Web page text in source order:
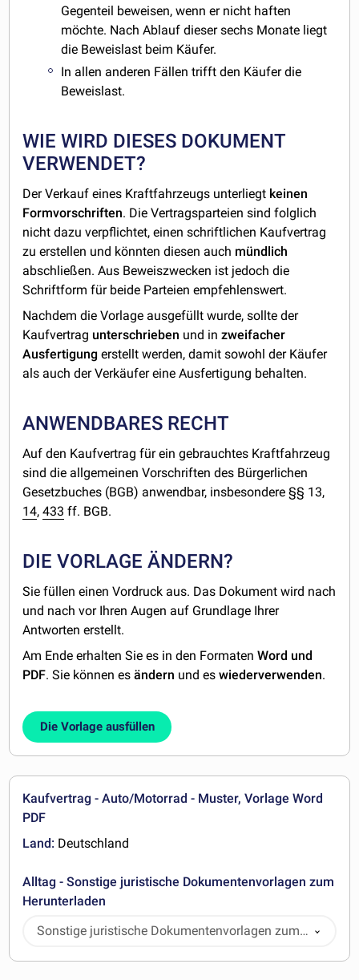
Gegenteil beweisen, wenn er nicht haften
möchte. Nach Ablauf dieser sechs Monate liegt
die Beweislast beim Käufer.
In allen anderen Fällen trifft den Käufer die
Beweislast.
WIE WIRD DIESES DOKUMENT
VERWENDET?
Der Verkauf eines Kraftfahrzeugs unterliegt keinen
Formvorschriften. Die Vertragsparteien sind folglich
nicht dazu verpflichtet, einen schriftlichen Kaufvertrag
zu erstellen und könnten diesen auch mündlich
abschließen. Aus Beweiszwecken ist jedoch die
Schriftform für beide Parteien empfehlenswert.
Nachdem die Vorlage ausgefüllt wurde, sollte der
Kaufvertrag unterschrieben und inzweifacher
Ausfertigung erstellt werden, damit sowohl der Käufer
als auch der Verkäufer eine Ausfertigung behalten.
ANWENDBARES RECHT
Auf den Kaufvertrag für ein gebrauchtes Kraftfahrzeug
sind die allgemeinen Vorschriften des Bürgerlichen
Gesetzbuches (BGB) anwendbar, insbesondere §§ 13,
14,433 ff. BGB.
DIE VORLAGE ÄNDERN?
Sie füllen einen Vordruck aus. Das Dokument wird nach
und nach vor Ihren Augen auf Grundlage Ihrer
Antworten erstellt.
Am Ende erhalten Sie es in den FormatenWord und
PDF. Sie können esändern und eswiederverwenden.
Die Vorlage ausfüllen
Kaufvertrag - Auto/Motorrad - Muster, Vorlage Word
PDF
Land: Deutschland
Alltag - Sonstige juristische Dokumentenvorlagen zum
Herunterladen
Sonstige juristische Dokumentenvorlagen zum
Herunterladen